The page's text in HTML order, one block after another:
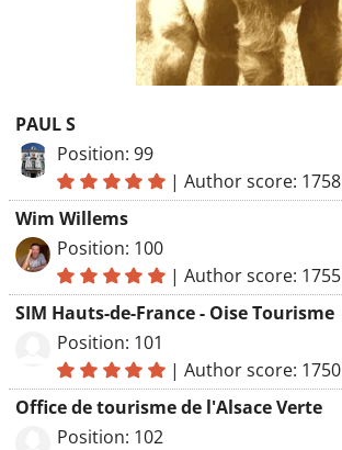
PAUL S
Position: 99
|Author score: 1758
Wim Willems
Position: 100
|Author score: 1755
SIM Hauts-de-France - Oise Tourisme
Position: 101
|Author score: 1750
Office de tourisme de l'Alsace Verte
Position: 102